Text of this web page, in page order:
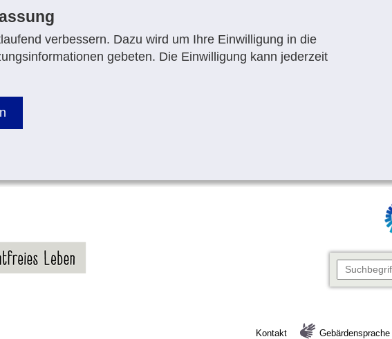
verbessern. Dazu wird um Ihre Einwilligung in die
gebeten. Die Einwilligung kann jederzeit
Suchbegriff
Kontakt Gebärdensprache